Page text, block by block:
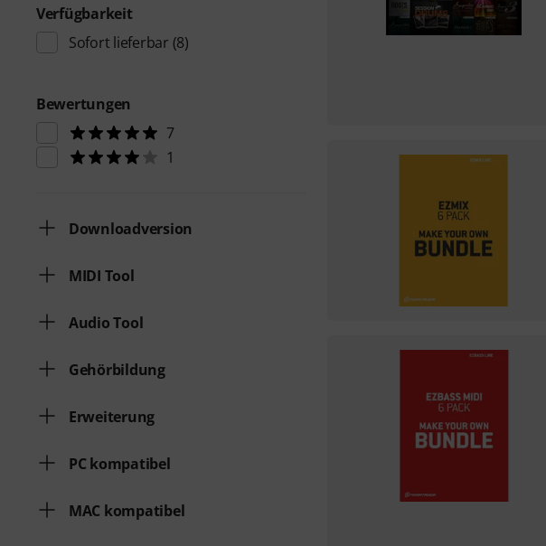
Verfügbarkeit
Sofort lieferbar (8)
Bewertungen
7
1
Downloadversion
MIDI Tool
Audio Tool
Gehörbildung
Erweiterung
PC kompatibel
MAC kompatibel